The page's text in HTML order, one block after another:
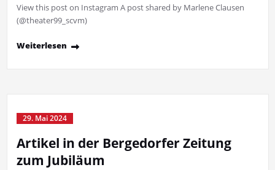
View this post on Instagram A post shared by Marlene Clausen
(@theater99_scvm)
Weiterlesen
29. Mai 2024
Artikel in der Bergedorfer Zeitung
zum Jubiläum